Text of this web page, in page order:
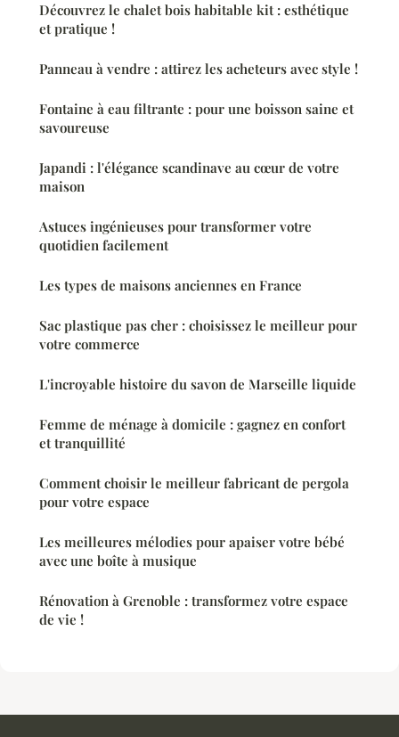
Découvrez le chalet bois habitable kit : esthétique
et pratique !
Panneau à vendre : attirez les acheteurs avec style !
Fontaine à eau filtrante : pour une boisson saine et
savoureuse
Japandi : l'élégance scandinave au cœur de votre
maison
Astuces ingénieuses pour transformer votre
quotidien facilement
Les types de maisons anciennes en France
Sac plastique pas cher : choisissez le meilleur pour
votre commerce
L'incroyable histoire du savon de Marseille liquide
Femme de ménage à domicile : gagnez en confort
et tranquillité
Comment choisir le meilleur fabricant de pergola
pour votre espace
Les meilleures mélodies pour apaiser votre bébé
avec une boîte à musique
Rénovation à Grenoble : transformez votre espace
de vie !